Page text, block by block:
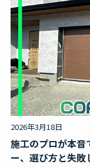
2026年3月18日
施工のプロが本音
ー、選び方と失敗